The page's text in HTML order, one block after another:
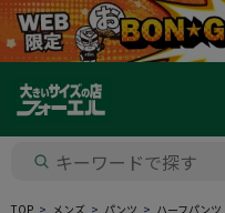
TOP メンズ パンツ ハーフパンツ